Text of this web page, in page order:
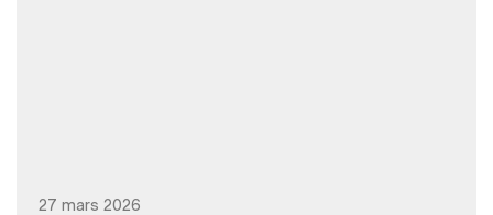
27 mars 2026